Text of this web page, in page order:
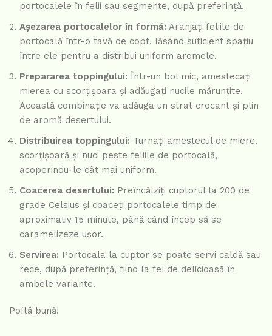
portocalele în felii sau segmente, după preferință.
Așezarea portocalelor în formă: Aranjați feliile de
portocală într-o tavă de copt, lăsând suficient spațiu
între ele pentru a distribui uniform aromele.
Prepararea toppingului: Într-un bol mic, amestecați
mierea cu scorțișoara și adăugați nucile mărunțite.
Această combinație va adăuga un strat crocant și plin
de aromă desertului.
Distribuirea toppingului: Turnați amestecul de miere,
scorțișoară și nuci peste feliile de portocală,
acoperindu-le cât mai uniform.
Coacerea desertului: Preîncălziți cuptorul la 200 de
grade Celsius și coaceți portocalele timp de
aproximativ 15 minute, până când încep să se
caramelizeze ușor.
Servirea: Portocala la cuptor se poate servi caldă sau
rece, după preferință, fiind la fel de delicioasă în
ambele variante.
Poftă bună!